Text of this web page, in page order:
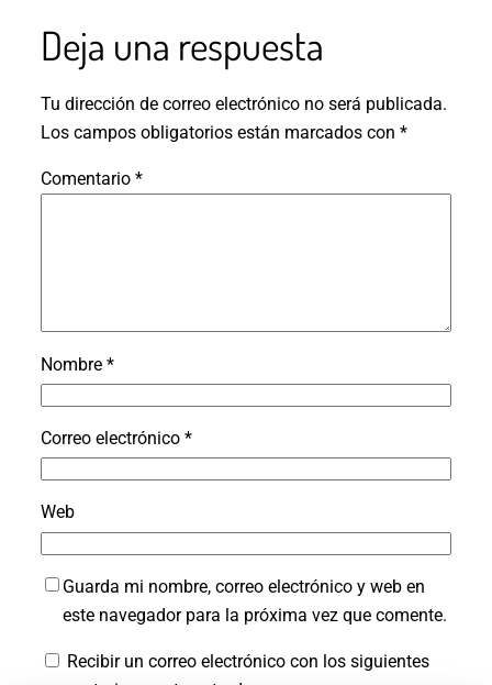
Deja una respuesta
Tu dirección de correo electrónico no será publicada.
Los campos obligatorios están marcados con *
Comentario *
Nombre *
Correo electrónico *
Web
Guarda mi nombre, correo electrónico y web en
este navegador para la próxima vez que comente.
Recibir un correo electrónico con los siguientes